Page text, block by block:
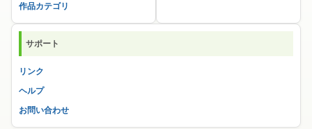
作品カテゴリ
サポート
リンク
ヘルプ
お問い合わせ